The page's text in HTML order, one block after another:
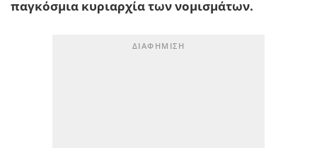
παγκόσμια κυριαρχία των νομισμάτων.